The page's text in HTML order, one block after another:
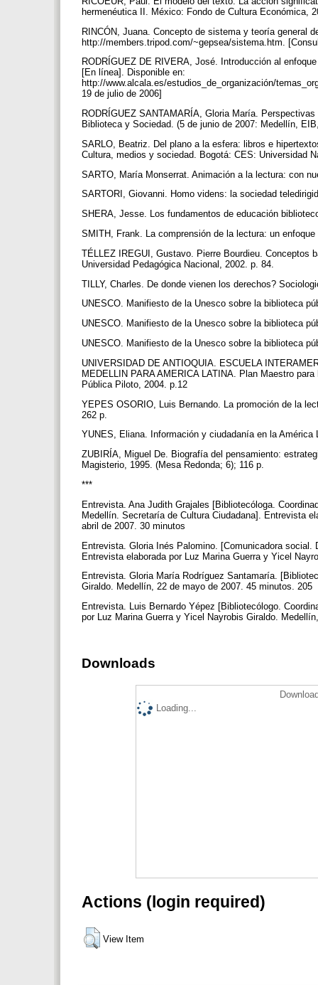
hermenéutica II. México: Fondo de Cultura Económica,
RINCÓN, Juana. Concepto de sistema y teoría general
http://members.tripod.com/~gepsea/sistema.htm.
RODRÍGUEZ DE RIVERA, José. Introducción al
[En línea]. Disponible en:
http://www.alcala.es/estudios_de_organización/
19 de julio de 2006]
RODRÍGUEZ SANTAMARÍA, Gloria María.
Biblioteca y Sociedad. (5 de junio de 2007: Medellín,
SARLO, Beatriz. Del plano a la esfera: libros e
Cultura, medios y sociedad. Bogotá: CES: Universidad
SARTO, María Monserrat. Animación a la lectura: con
SARTORI, Giovanni. Homo videns: la sociedad
SHERA, Jesse. Los fundamentos de educación
SMITH, Frank. La comprensión de la lectura: un
TÉLLEZ IREGUI, Gustavo. Pierre Bourdieu. Conceptos
Universidad Pedagógica Nacional, 2002. p. 84.
TILLY, Charles. De donde vienen los derechos?
UNESCO. Manifiesto de la Unesco sobre la biblioteca
UNESCO. Manifiesto de la Unesco sobre la biblioteca
UNESCO. Manifiesto de la Unesco sobre la biblioteca
UNIVERSIDAD DE ANTIOQUIA. ESCUELA
MEDELLIN PARA AMERICA LATINA. Plan Maestro
Pública Piloto, 2004. p.12
YEPES OSORIO, Luis Bernando. La promoción de la
262 p.
YUNES, Eliana. Información y ciudadanía en la
ZUBIRÍA, Miguel De. Biografía del pensamiento:
Magisterio, 1995. (Mesa Redonda; 6); 116 p.
***
Entrevista. Ana Judith Grajales [Bibliotecóloga.
Medellín. Secretaría de Cultura Ciudadana]. Entrevista
abril de 2007. 30 minutos
Entrevista. Gloria Inés Palomino. [Comunicadora
Entrevista elaborada por Luz Marina Guerra y Yicel
Entrevista. Gloria María Rodríguez Santamaría.
Giraldo. Medellín, 22 de mayo de 2007. 45 minutos. 205
Entrevista. Luis Bernardo Yépez [Bibliotecólogo.
por Luz Marina Guerra y Yicel Nayrobis Giraldo.
Downloads
Loading...
Actions (login required)
View Item